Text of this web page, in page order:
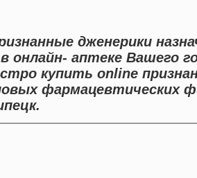
дженерики
онлайн- аптеке Вашего
купить online
фармацевтических